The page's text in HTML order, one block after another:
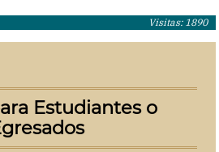
Visitas: 1890